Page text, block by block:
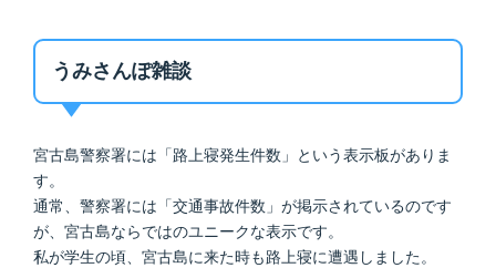
うみさんぽ雑談
宮古島警察署には「路上寝発生件数」という表示板がありま
す。
通常、警察署には「交通事故件数」が掲示されているのです
が、宮古島ならではのユニークな表示です。
私が学生の頃、宮古島に来た時も路上寝に遭遇しました。